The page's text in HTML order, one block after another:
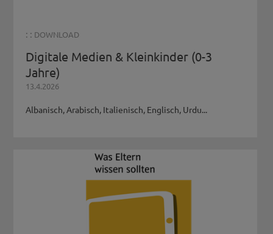
: : DOWNLOAD
Digitale Medien & Kleinkinder (0-3
Jahre)
13.4.2026
Albanisch, Arabisch, Italienisch, Englisch, Urdu...